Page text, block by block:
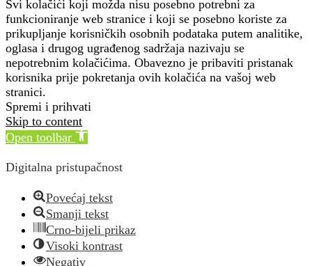
Svi kolačići koji možda nisu posebno potrebni za
funkcioniranje web stranice i koji se posebno koriste za
prikupljanje korisničkih osobnih podataka putem analitike,
oglasa i drugog ugrađenog sadržaja nazivaju se
nepotrebnim kolačićima. Obavezno je pribaviti pristanak
korisnika prije pokretanja ovih kolačića na vašoj web
stranici.
Spremi i prihvati
Skip to content
Open toolbar
Digitalna pristupačnost
Povećaj tekst
Smanji tekst
Crno-bijeli prikaz
Visoki kontrast
Negativ